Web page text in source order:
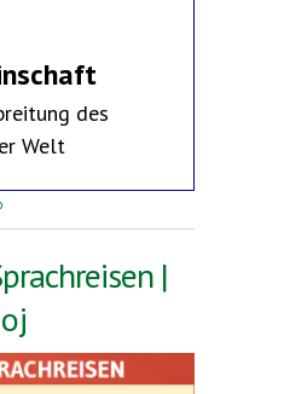
des
Welt
Deutschen Esperanto-Bundes
|